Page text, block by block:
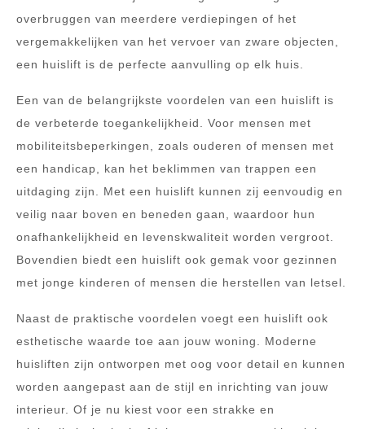
overbruggen van meerdere verdiepingen of het
vergemakkelijken van het vervoer van zware objecten,
een huislift is de perfecte aanvulling op elk huis.
Een van de belangrijkste voordelen van een huislift is
de verbeterde toegankelijkheid. Voor mensen met
mobiliteitsbeperkingen, zoals ouderen of mensen met
een handicap, kan het beklimmen van trappen een
uitdaging zijn. Met een huislift kunnen zij eenvoudig en
veilig naar boven en beneden gaan, waardoor hun
onafhankelijkheid en levenskwaliteit worden vergroot.
Bovendien biedt een huislift ook gemak voor gezinnen
met jonge kinderen of mensen die herstellen van letsel.
Naast de praktische voordelen voegt een huislift ook
esthetische waarde toe aan jouw woning. Moderne
huisliften zijn ontworpen met oog voor detail en kunnen
worden aangepast aan de stijl en inrichting van jouw
interieur. Of je nu kiest voor een strakke en